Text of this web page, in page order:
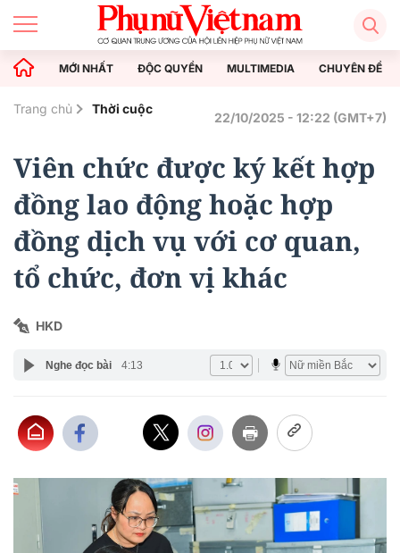
MỚI NHẤT ĐỘC QUYỀN MULTIMEDIA CHUYÊN ĐỀ
Trang chủ Thời cuộc
22/10/2025 - 12:22 (GMT+7)
Viên chức được ký kết hợp
đồng lao động hoặc hợp
đồng dịch vụ với cơ quan,
tổ chức, đơn vị khác
HKD
Nghe đọc bài 4:13